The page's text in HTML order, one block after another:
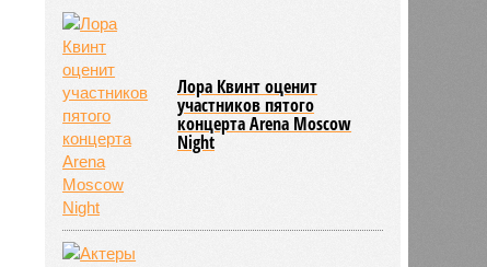
Лора Квинт оценит
участников пятого
концерта Arena Moscow
Night